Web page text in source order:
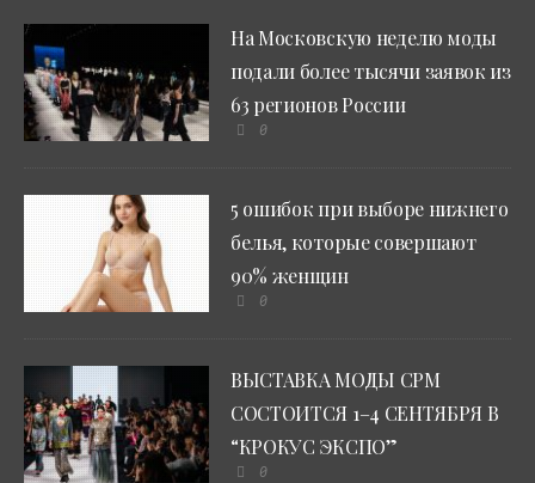
На Московскую неделю моды
подали более тысячи заявок из
63 регионов России
0
5 ошибок при выборе нижнего
белья, которые совершают
90% женщин
0
ВЫСТАВКА МОДЫ CPM
СОСТОИТСЯ 1–4 СЕНТЯБРЯ В
“КРОКУС ЭКСПО”
0